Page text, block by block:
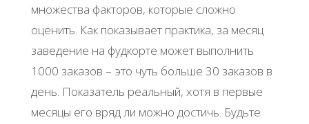
множества факторов, которые сложно
оценить. Как показывает практика, за месяц
заведение на фудкорте может выполнить
1000 заказов – это чуть больше 30 заказов в
день. Показатель реальный, хотя в первые
месяцы его вряд ли можно достичь. Будьте